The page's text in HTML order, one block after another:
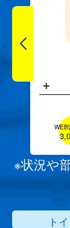
+
WEB
※状況や
ト